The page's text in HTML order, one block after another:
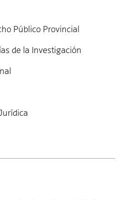
Público Provincial
de la Investigación